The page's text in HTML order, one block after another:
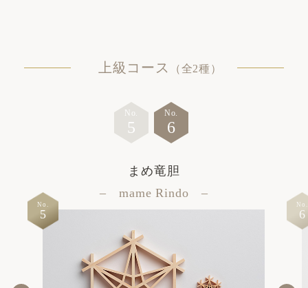
上級コース （全2種）
No.
5
No.
6
No.
5
まめ竜胆
– mame Rindo –
No.
6